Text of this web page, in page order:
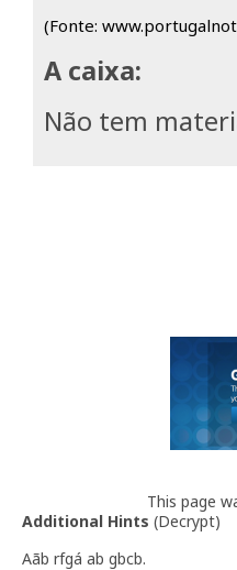
(Fonte:
A caixa:
Não tem
This page
Additional Hints (Decrypt)
Aãb rfgá ab gbcb.